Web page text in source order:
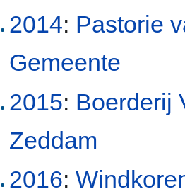
2014: Pastorie
Gemeente
2015: Boerderij
Zeddam
2016: